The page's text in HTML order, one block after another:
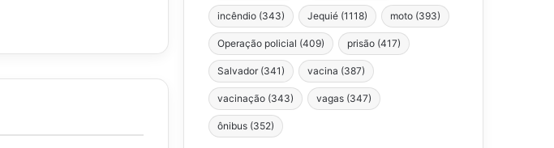
incêndio (343) Jequié (1118) moto (393)
Operação policial (409) prisão (417)
Salvador (341) vacina (387)
vacinação (343) vagas (347)
ônibus (352)